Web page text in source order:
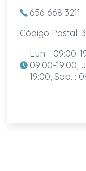
656 668 3211
Código Postal:
Lun. : 09:00-
09:00-19:00,
19:00, Sab. :